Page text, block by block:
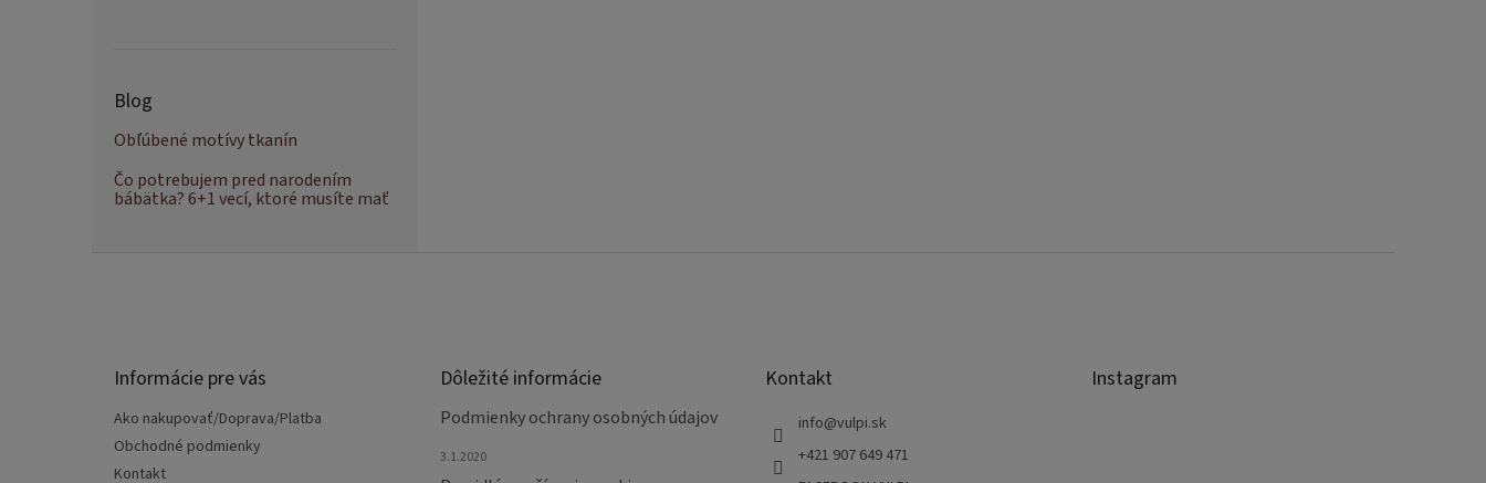
Blog
Obľúbené motívy tkanín
Čo potrebujem pred narodením
bábätka? 6+1 vecí, ktoré musíte mať
Informácie pre vás
Ako nakupovať/Doprava/Platba
Obchodné podmienky
Kontakt
Dôležité informácie
Podmienky ochrany osobných údajov
3.1.2020
Kontakt
info@vulpi.sk
+421 907 649 471
Instagram